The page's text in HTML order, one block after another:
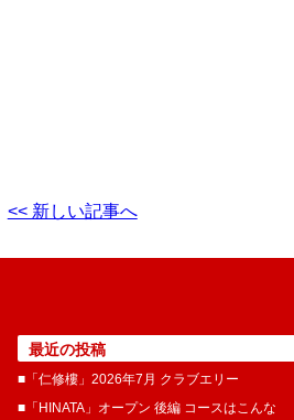
<< 新しい記事へ
最近の投稿
■「仁修樓」2026年7月 クラブエリー
■「HINATA」オープン 後編 コースはこんな